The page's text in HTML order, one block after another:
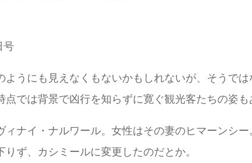
号
うにも見えなくもないかもしれないが、そうで
では背景で凶行を知らずに寛ぐ観光客たちの姿も
ナイ・ナルワール。女性はその妻のヒマーンシ
ず、カシミールに変更したのだとか。